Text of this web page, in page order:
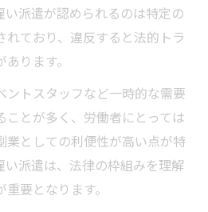
いの違いを徹底比較
雇い派遣の違いを解説
イトのメリット比較
ら見る日雇い対応の特徴
合うか選び方のポイント
イトの法的な違いまとめ
らないための判断基準
に働くための基準を解説
い派遣が認められるのは特定の
れており、違反すると法的トラ
ります。
ントスタッフなど一時的な需要
ことが多く、労働者にとっては
業としての利便性が高い点が特
派遣は、法律の枠組みを理解
要となります。